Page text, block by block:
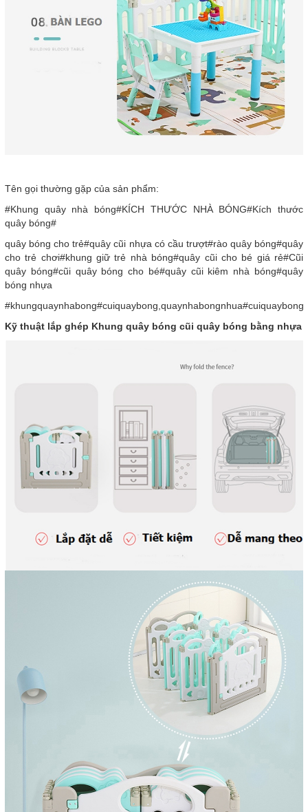
Tên gọi thường gặp của sản phẩm:
#Khung quây nhà bóng#KÍCH THƯỚC NHÀ BÓNG#Kích thước
quây bóng#
quây bóng cho trẻ#quây cũi nhựa có cầu trượt#rào quây bóng#quây
cho trẻ chơi#khung giữ trẻ nhà bóng#quây cũi cho bé giá rẻ#Cũi
quây bóng#cũi quây bóng cho bé#quây cũi kiêm nhà bóng#quây
bóng nhựa
Kỹ thuật lắp ghép Khung quây bóng cũi quây bóng bằng nhựa